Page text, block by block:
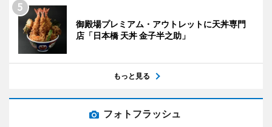
御殿場プレミアム・アウトレットに天丼専門
店「日本橋 天丼 金子半之助」
もっと見る
フォトフラッシュ